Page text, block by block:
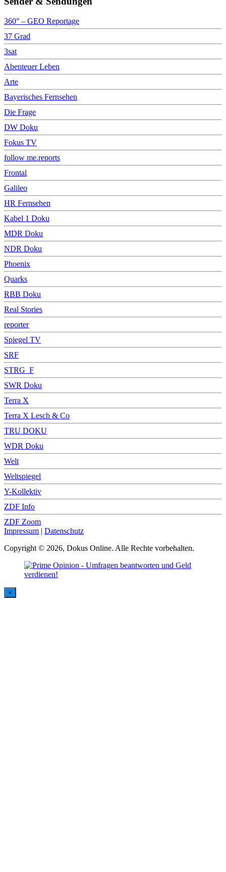
360° – GEO Reportage
37 Grad
3sat
Abenteuer Leben
Arte
Bayerisches Fernsehen
Die Frage
DW Doku
Fokus TV
follow me.reports
Frontal
Galileo
HR Fernsehen
Kabel 1 Doku
MDR Doku
NDR Doku
Phoenix
Quarks
RBB Doku
Real Stories
reporter
Spiegel TV
SRF
STRG_F
SWR Doku
Terra X
Terra X Lesch & Co
TRU DOKU
WDR Doku
Welt
Weltspiegel
Y-Kollektiv
ZDF Info
ZDF Zoom
Impressum | Datenschutz
Copyright © 2026, Dokus Online. Alle Rechte vorbehalten.
×